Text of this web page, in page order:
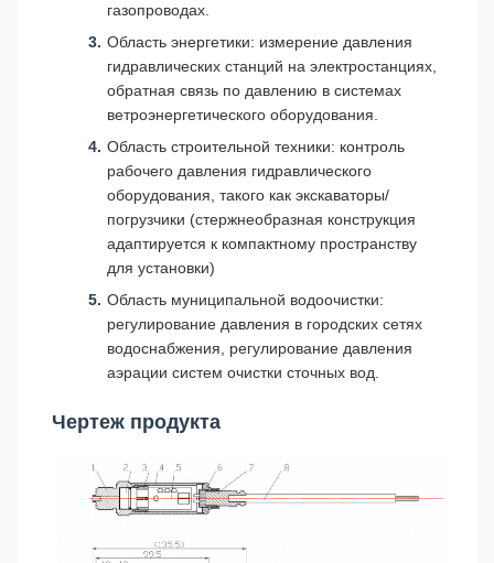
газопроводах.
Область энергетики: измерение давления
гидравлических станций на электростанциях,
обратная связь по давлению в системах
ветроэнергетического оборудования.
Область строительной техники: контроль
рабочего давления гидравлического
оборудования, такого как экскаваторы/
погрузчики (стержнеобразная конструкция
адаптируется к компактному пространству
для установки)
Область муниципальной водоочистки:
регулирование давления в городских сетях
водоснабжения, регулирование давления
аэрации систем очистки сточных вод.
Чертеж продукта